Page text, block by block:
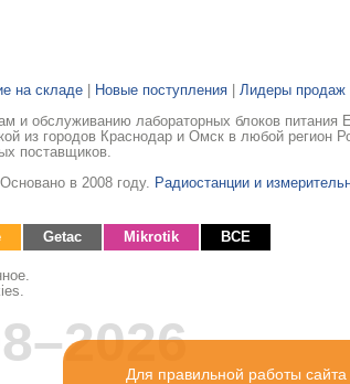
на складе Новые поступления Лидеры продаж
и обслуживанию лабораторных блоков питания
из городов Краснодар и Омск в любой регион
поставщиков.
в 2008 году.
Радиостанции и
Getac Mikrotik ВСЕ
Для правильной работы